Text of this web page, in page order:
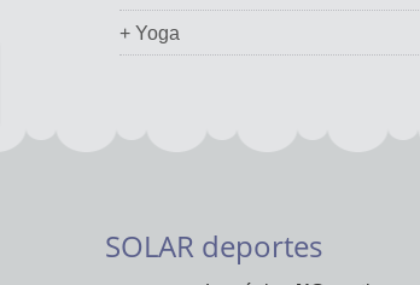
+ Yoga
SOLAR deportes